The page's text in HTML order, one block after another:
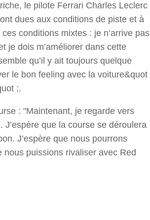
le pilote Ferrari Charles Leclerc
dues aux conditions de piste et à
conditions mixtes : je n’arrive pas
je dois m’améliorer dans cette
qu’il y ait toujours quelque
le bon feeling avec la voiture&quot
;.
: "Maintenant, je regarde vers
J’espère que la course se déroulera
J’espère que nous pourrons
puissions rivaliser avec Red